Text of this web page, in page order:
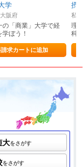
学
阪府
の「商業」大学で経
ぼう！
求カートに追加
摂
私
理
科
大をさがす
をさがす